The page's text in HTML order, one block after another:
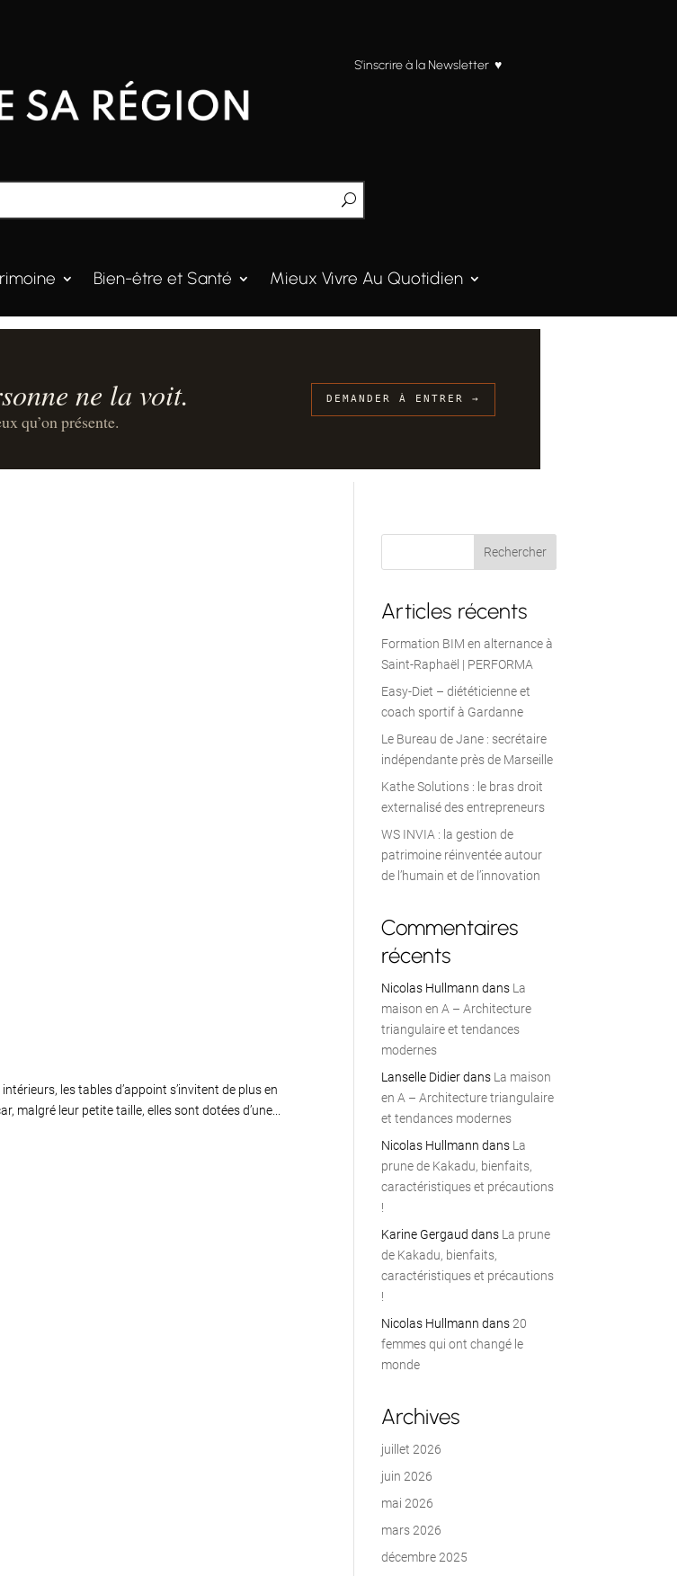
S’inscrire à la Newsletter ♥
Bien-être et Santé Mieux Vivre Au Quotidien
ne la voit.
qu’on présente.
DEMANDER À ENTRER →
les tables d’appoint s’invitent de plus en
malgré leur petite taille, elles sont dotées d’une...
Articles récents
Formation BIM en alternance à
Saint-Raphaël | PERFORMA
Easy-Diet – diététicienne et
coach sportif à Gardanne
Le Bureau de Jane : secrétaire
indépendante près de Marseille
Kathe Solutions : le bras droit
externalisé des entrepreneurs
WS INVIA : la gestion de
patrimoine réinventée autour
de l’humain et de l’innovation
Commentaires
récents
Nicolas Hullmann dans La
maison en A – Architecture
triangulaire et tendances
modernes
Lanselle Didierdans La maison
en A – Architecture triangulaire
et tendances modernes
Nicolas Hullmann dans La
prune de Kakadu, bienfaits,
caractéristiques et précautions
!
Karine Gergaud dans La prune
de Kakadu, bienfaits,
caractéristiques et précautions
!
Nicolas Hullmann dans 20
femmes qui ont changé le
monde
Archives
juillet 2026
juin 2026
mai 2026
mars 2026
décembre 2025